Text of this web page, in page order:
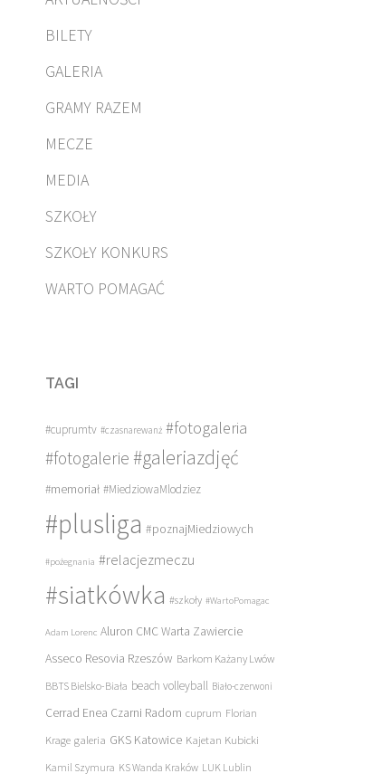
BILETY
GALERIA
GRAMY RAZEM
MECZE
MEDIA
SZKOŁY
SZKOŁY KONKURS
WARTO POMAGAĆ
TAGI
#cuprumtv #czasnarewanż #fotogaleria
#fotogalerie #galeriazdjęć
#memoriał #MiedziowaMlodziez
#plusliga #poznajMiedziowych
#pożegnania #relacjezmeczu
#siatkówka #szkoły #WartoPomagac
Adam Lorenc Aluron CMC Warta Zawiercie
Asseco Resovia Rzeszów Barkom Każany Lwów
BBTS Bielsko-Biała beach volleyball Biało-czerwoni
Cerrad Enea Czarni Radom cuprum Florian
Krage galeria GKS Katowice Kajetan Kubicki
Kamil Szymura KS Wanda Kraków LUK Lublin